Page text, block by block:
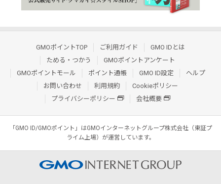
GMOポイントTOP ご利用ガイド
GMO IDとは
ためる・つかう
GMOポイントアンケート
GMOポイントモール
ポイント通帳 GMO ID設定
ヘルプ
お問い合わせ
利用規約
Cookieポリシー
プライバシーポリシー
会社概要
「GMO ID/GMOポイント」はGMOインターネットグループ株式会社（東証プ
ライム上場）が運営しています。